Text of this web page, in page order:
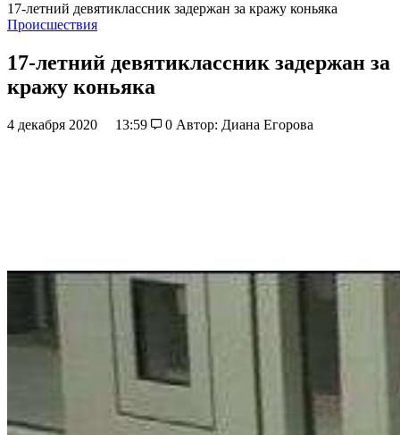
17-летний девятиклассник задержан за кражу коньяка
Происшествия
17-летний девятиклассник задержан за
кражу коньяка
4 декабря 2020 13:59 0 Автор: Диана Егорова